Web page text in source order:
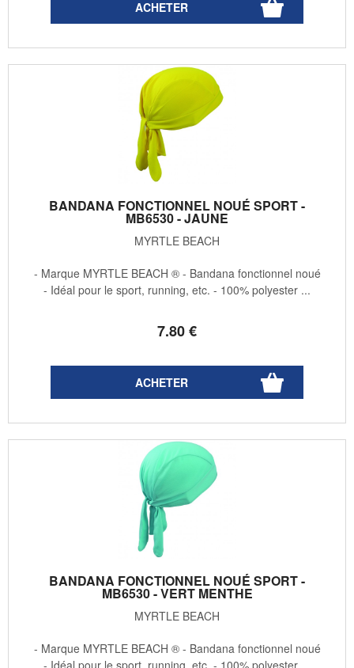
BANDANA FONCTIONNEL NOUÉ SPORT -
MB6530 - JAUNE
MYRTLE BEACH
7.80€
- Marque MYRTLE BEACH ® - Bandana fonctionnel noué
- Idéal pour le sport, running, etc. - 100% polyester ...
BANDANA FONCTIONNEL NOUÉ SPORT -
MB6530 - VERT MENTHE
MYRTLE BEACH
- Marque MYRTLE BEACH ® - Bandana fonctionnel noué